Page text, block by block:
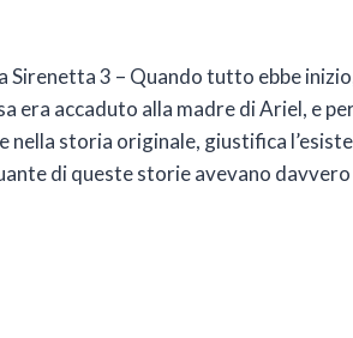
3 – Quando tutto ebbe
accaduto alla madre di Ariel, e
nella storia originale, giustifica
di queste storie avevano